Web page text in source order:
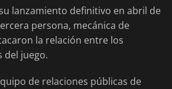
lanzamiento definitivo en abril de
persona, mecánica de
la relación entre los
del juego.
de relaciones públicas de